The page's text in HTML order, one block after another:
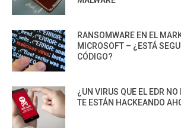
RANSOMWARE EN EL
MICROSOFT – ¿ESTÁ
CÓDIGO?
¿UN VIRUS QUE EL EDR NO
TE ESTÁN HACKEANDO